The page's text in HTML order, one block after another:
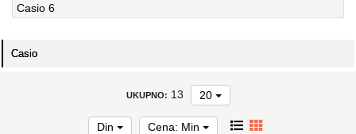
Casio 6
Casio
UKUPNO: 13 20
Din Cena: Min